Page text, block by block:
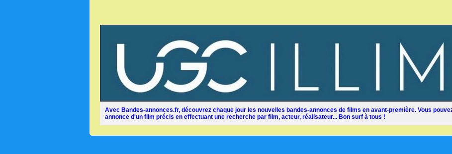
Avec Bandes-annonces.fr, découvrez chaque jour les nouvelles bandes-annonces de films en avant-première. Vous
annonce d'un film précis en effectuant une recherche par film, acteur, réalisateur... Bon surf à tous !